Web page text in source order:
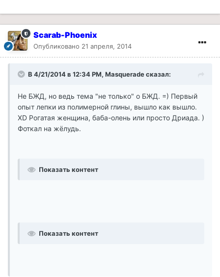
Scarab-Phoenix
Опубликовано 21 апреля, 2014
В 4/21/2014 в 12:34 PM, Masquerade сказал:
Не БЖД, но ведь тема "не только" о БЖД. =) Первый
опыт лепки из полимерной глины, вышло как вышло.
XD Рогатая женщина, баба-олень или просто Дриада. )
Фоткал на жёлудь.
Показать контент
Показать контент